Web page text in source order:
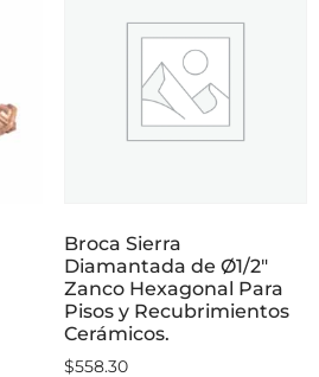
Broca Sierra
Diamantada de Ø1/2″
Zanco Hexagonal Para
Pisos y Recubrimientos
Cerámicos.
$558.30